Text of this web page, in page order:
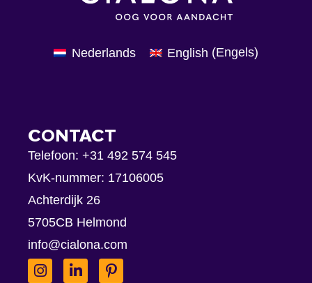
Nederlands English (Engels)
CONTACT
Telefoon: +31 492 574 545
KvK-nummer: 17106005
Achterdijk 26
5705CB Helmond
info@cialona.com